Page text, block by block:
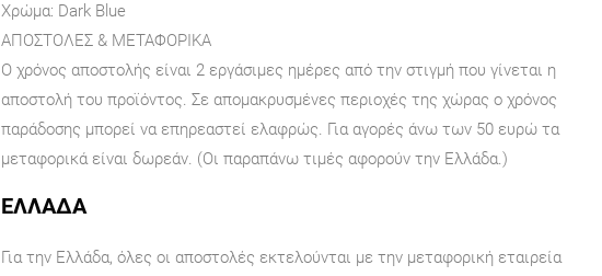
Χρώμα: Dark Blue
ΑΠΟΣΤΟΛΕΣ & ΜΕΤΑΦΟΡΙΚΑ
Ο χρόνος αποστολής είναι 2 εργάσιμες ημέρες από την στιγμή που γίνεται η
αποστολή του προϊόντος. Σε απομακρυσμένες περιοχές της χώρας ο χρόνος
παράδοσης μπορεί να επηρεαστεί ελαφρώς. Για αγορές άνω των 50 ευρώ τα
μεταφορικά είναι δωρεάν. (Οι παραπάνω τιμές αφορούν την Ελλάδα.)
ΕΛΛΑΔΑ
Για την Ελλάδα, όλες οι αποστολές εκτελούνται με την μεταφορική εταιρεία